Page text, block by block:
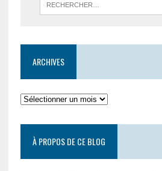
ARCHIVES
À PROPOS DE CE BLOG